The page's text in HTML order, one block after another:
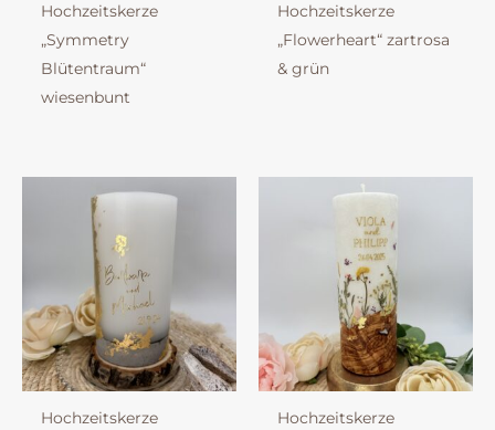
Hochzeitskerze
„Symmetry
Blütentraum“
wiesenbunt
Hochzeitskerze
„Flowerheart“ zartrosa
& grün
Hochzeitskerze
Hochzeitskerze